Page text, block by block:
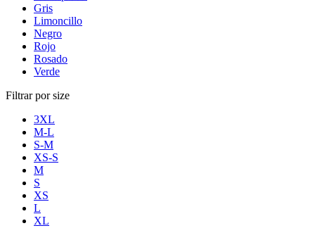
Gris
Limoncillo
Negro
Rojo
Rosado
Verde
Filtrar por size
3XL
M-L
S-M
XS-S
M
S
XS
L
XL